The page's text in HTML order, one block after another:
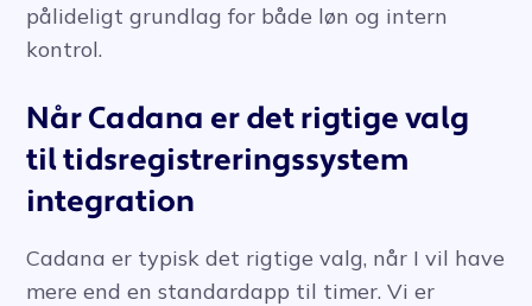
pålideligt grundlag for både løn og intern
kontrol.
Når Cadana er det rigtige valg
til tidsregistreringssystem
integration
Cadana er typisk det rigtige valg, når I vil have
mere end en standardapp til timer. Vi er